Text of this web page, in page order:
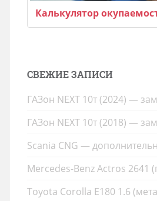
Калькулятор
СВЕЖИЕ ЗАПИСИ
ГАЗон NEXT 10т (2024) —
ГАЗон NEXT 10т (2018) —
Scania CNG —
Mercedes-Benz Actros 2641
Toyota Corolla E180 1.6